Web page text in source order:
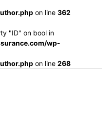
on line 362
"ID" on bool in
wp-
on line 268